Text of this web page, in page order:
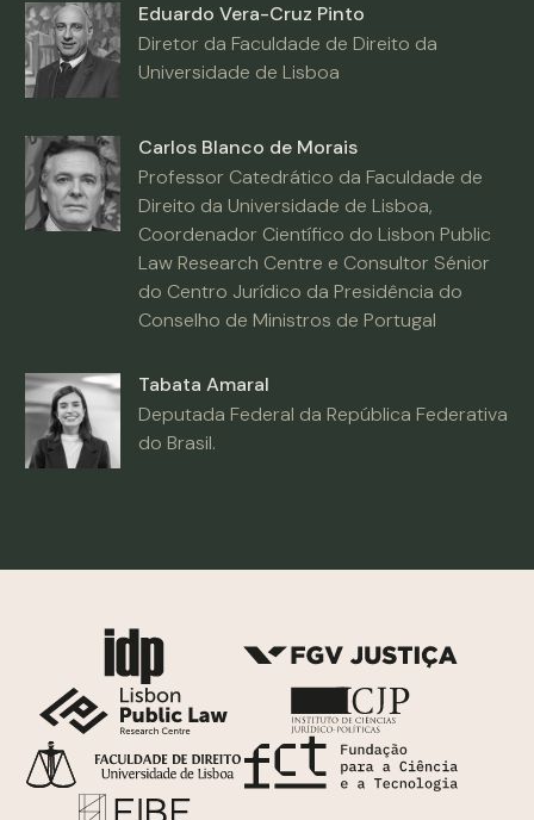
Eduardo Vera-Cruz Pinto
Diretor da Faculdade de Direito da
Universidade de Lisboa
Carlos Blanco de Morais
Professor Catedrático da Faculdade de
Direito da Universidade de Lisboa,
Coordenador Científico do Lisbon Public
Law Research Centre e Consultor Sénior
do Centro Jurídico da Presidência do
Conselho de Ministros de Portugal
Tabata Amaral
Deputada Federal da República Federativa
do Brasil.